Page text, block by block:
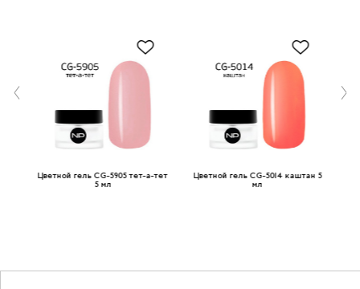
Цветной гель CG-5905 тет-а-тет
5 мл
Цветной гель CG-5014 каштан 5
мл